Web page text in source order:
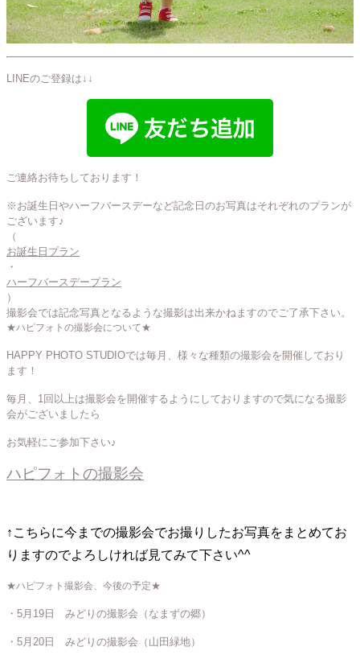
LINEのご登録は↓↓
ご連絡お待ちしております！
※お誕生日やハーフバースデーなど記念日のお写真はそれぞれのプランが
ございます♪
（
お誕生日プラン
・
ハーフバースデープラン
）
撮影会では記念写真となるような撮影は出来かねますのでご了承下さい。
★ハピフォトの撮影会について★
HAPPY PHOTO STUDIOでは毎月、様々な種類の撮影会を開催しており
ます！
毎月、1回以上は撮影会を開催するようにしておりますので気になる撮影
会がございましたら
お気軽にご参加下さい♪
ハピフォトの撮影会
↑こちらに今までの撮影会でお撮りしたお写真をまとめてお
りますのでよろしければ見てみて下さい^^
★ハピフォト撮影会、今後の予定★
・5月19日 みどりの撮影会（なまずの郷）
・5月20日 みどりの撮影会（山田緑地）